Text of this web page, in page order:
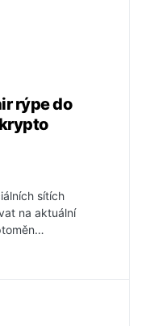
rýpe do
sítích
na aktuální